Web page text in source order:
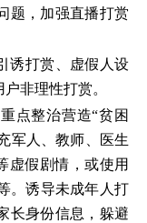
题，加强直播打赏
诱打赏、虚假人设
非理性打赏。
点整治营造“贫困
军人、教师、医生
虚假剧情，或使用
。诱导未成年人打
长身份信息，躲避